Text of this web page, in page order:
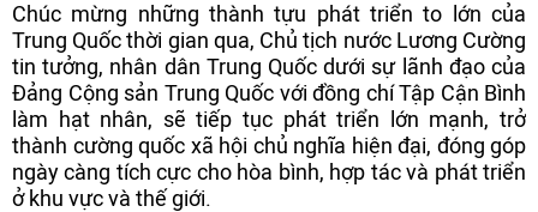
Chúc mừng những thành tựu phát triển to lớn của
Trung Quốc thời gian qua, Chủ tịch nước Lương Cường
tin tưởng, nhân dân Trung Quốc dưới sự lãnh đạo của
Đảng Cộng sản Trung Quốc với đồng chí Tập Cận Bình
làm hạt nhân, sẽ tiếp tục phát triển lớn mạnh, trở
thành cường quốc xã hội chủ nghĩa hiện đại, đóng góp
ngày càng tích cực cho hòa bình, hợp tác và phát triển
ở khu vực và thế giới.